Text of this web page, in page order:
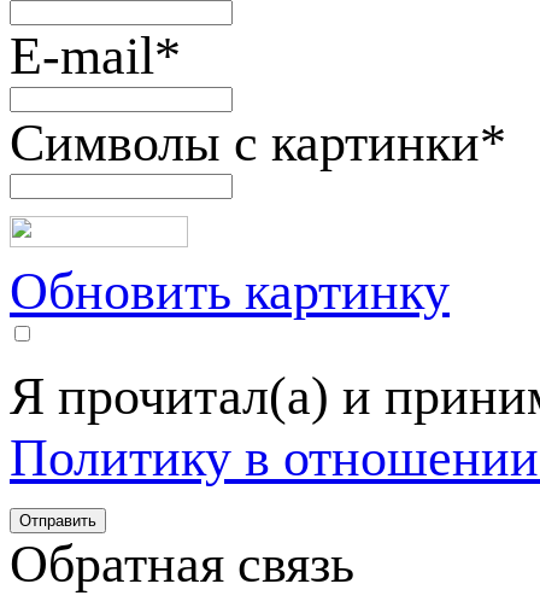
E-mail*
Символы с картинки*
Обновить картинку
Я прочитал(а) и
Политику в
Обратная связь